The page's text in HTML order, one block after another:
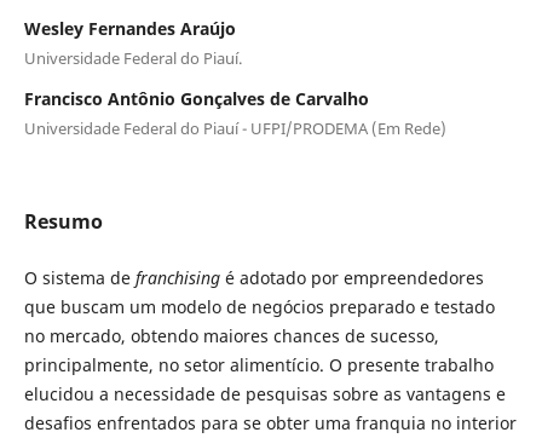
Wesley Fernandes Araújo
Universidade Federal do Piauí.
Francisco Antônio Gonçalves de Carvalho
Universidade Federal do Piauí - UFPI/PRODEMA (Em Rede)
Resumo
O sistema de franchisingé adotado por empreendedores
que buscam um modelo de negócios preparado e testado
no mercado, obtendo maiores chances de sucesso,
principalmente, no setor alimentício. O presente trabalho
elucidou a necessidade de pesquisas sobre as vantagens e
desafios enfrentados para se obter uma franquia no interior